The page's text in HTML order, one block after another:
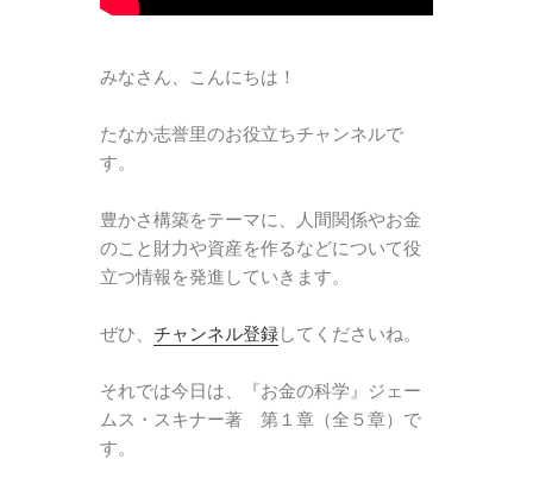
みなさん、こんにちは！
たなか志誉里のお役立ちチャンネルで
す。
豊かさ構築をテーマに、人間関係やお金
のこと財力や資産を作るなどについて役
立つ情報を発進していきます。
ぜひ、チャンネル登録してくださいね。
それでは今日は、『お金の科学』ジェー
ムス・スキナー著 第１章（全５章）で
す。